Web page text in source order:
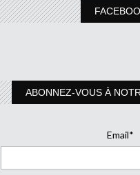
ABONNEZ-VOUS À
Email*